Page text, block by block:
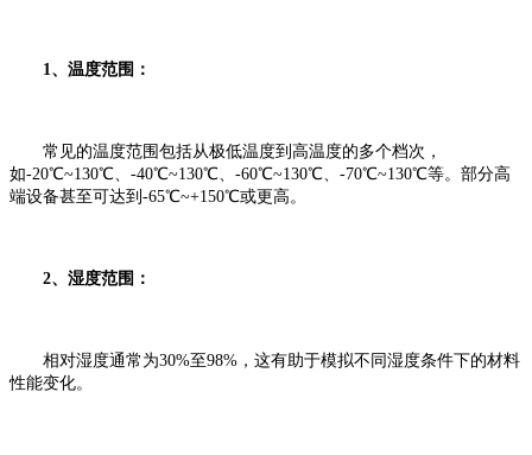
1、‌温度范围‌：
常见的温度范围包括从极低温度到高温度的多个档次，
如-20℃~130℃、-40℃~130℃、-60℃~130℃、-70℃~130℃等。部分高
端设备甚至可达到-65℃~+150℃或更高。
‌2、湿度范围‌：
相对湿度通常为30%至98%，这有助于模拟不同湿度条件下的材料
性能变化。